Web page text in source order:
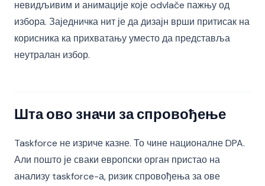
невидљивим и анимације које odvlače пажњу од
избора. Заједничка нит је да дизајн врши притисак на
корисника ка прихватању уместо да представља
неутралан избор.
Шта ово значи за спровођење
Taskforce не изриче казне. То чине националне DPA.
Али пошто је сваки европски орган пристао на
анализу taskforce-а, ризик спровођења за ове